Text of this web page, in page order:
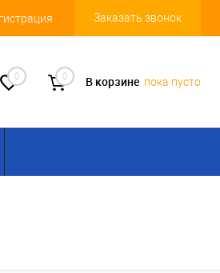
Заказать звонок
0 0 В корзине пока пусто